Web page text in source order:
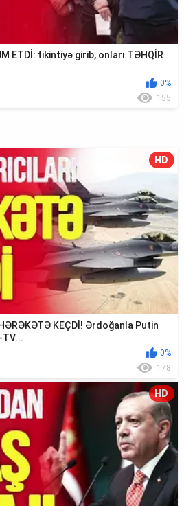
ETDİ: tikintiyə girib, onları TƏHQİR
0%
155
HD
KEÇDİ! Ərdoğanla Putin
TV...
0%
178
HD